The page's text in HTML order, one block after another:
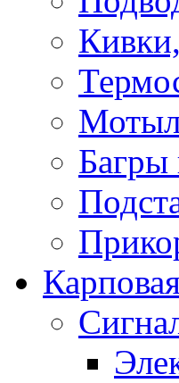
Багры